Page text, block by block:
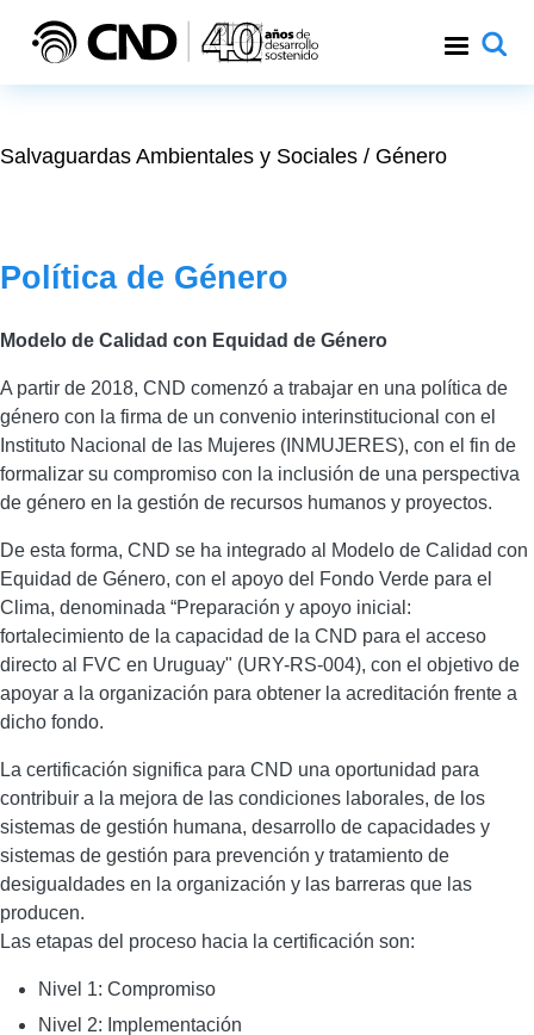
Salvaguardas Ambientales y Sociales / Género
Título
Política de Género
Descripción
Modelo de Calidad con Equidad de Género
A partir de 2018, CND comenzó a trabajar en una política de
género con la firma de un convenio interinstitucional con el
Instituto Nacional de las Mujeres (INMUJERES), con el fin de
formalizar su compromiso con la inclusión de una perspectiva
de género en la gestión de recursos humanos y proyectos.
De esta forma, CND se ha integrado al Modelo de Calidad con
Equidad de Género, con el apoyo del Fondo Verde para el
Clima, denominada “Preparación y apoyo inicial:
fortalecimiento de la capacidad de la CND para el acceso
directo al FVC en Uruguay" (URY-RS-004), con el objetivo de
apoyar a la organización para obtener la acreditación frente a
dicho fondo.
La certificación significa para CND una oportunidad para
contribuir a la mejora de las condiciones laborales, de los
sistemas de gestión humana, desarrollo de capacidades y
sistemas de gestión para prevención y tratamiento de
desigualdades en la organización y las barreras que las
producen.
Las etapas del proceso hacia la certificación son:
Nivel 1: Compromiso
Nivel 2: Implementación